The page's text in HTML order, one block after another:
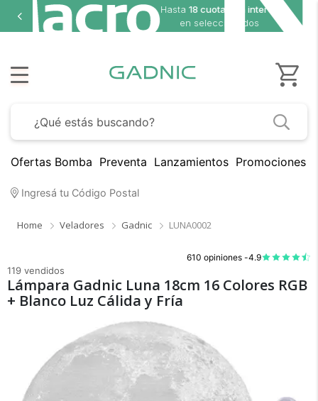
18 cuotas sin interés
seleccionados
Ofertas Bomba Preventa Lanzamientos Promociones
Ingresá tu Código Postal
Home Veladores Gadnic LUNA0002
610 opiniones -4.9
119 vendidos
Lámpara Gadnic Luna 18cm 16 Colores RGB
+ Blanco Luz Cálida y Fría